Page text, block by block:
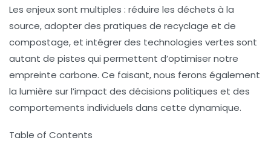
Les enjeux sont multiples : réduire les déchets à la
source, adopter des pratiques de recyclage et de
compostage, et intégrer des technologies vertes sont
autant de pistes qui permettent d’optimiser notre
empreinte carbone. Ce faisant, nous ferons également
la lumière sur l’impact des décisions politiques et des
comportements individuels dans cette dynamique.
Table of Contents